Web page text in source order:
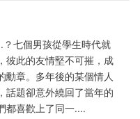
七個男孩從學生時代就
彼此的友情堅不可摧，成
勳章。多年後的某個情人
話題卻意外繞回了當年的
都喜歡上了同一....